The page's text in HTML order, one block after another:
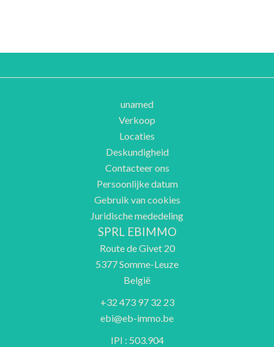
unamed
Verkoop
Locaties
Deskundigheid
Contacteer ons
Persoonlijke datum
Gebruik van cookies
Juridische mededeling
SPRL EBIMMO
Route de Givet 20
5377Somme-Leuze
België
+32 473 97 32 23
ebi@eb-immo.be
IPI : 503.904